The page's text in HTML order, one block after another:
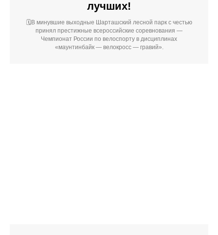
лучших!
🗓️В минувшие выходные Шарташский лесной парк с честью
принял престижные всероссийские соревнования —
Чемпионат России по велоспорту в дисциплинах
«маунтинбайк — велокросс — гравий».